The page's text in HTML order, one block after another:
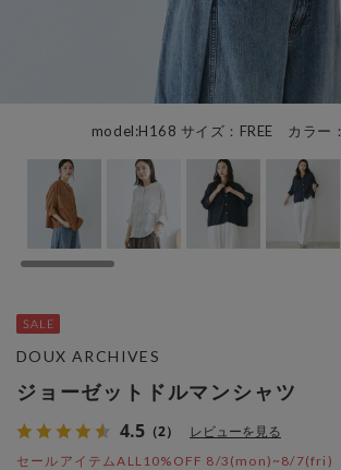
model:H168 サイズ：FREE カラー
ジョーゼットドルマンシャツ
4.5 （2） レビューを見る
セールアイテムALL10%OFF 8/3(mon)~8/7(fri)
DOUX ARCHIVES